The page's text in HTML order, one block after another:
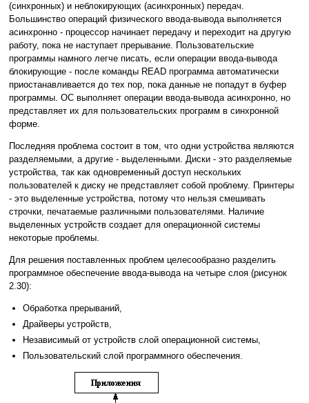
(синхронных) и неблокирующих (асинхронных) передач.
Большинство операций физического ввода-вывода выполняется
асинхронно - процессор начинает передачу и переходит на другую
работу, пока не наступает прерывание. Пользовательские
программы намного легче писать, если операции ввода-вывода
блокирующие - после команды READ программа автоматически
приостанавливается до тех пор, пока данные не попадут в буфер
программы. ОС выполняет операции ввода-вывода асинхронно, но
представляет их для пользовательских программ в синхронной
форме.
Последняя проблема состоит в том, что одни устройства являются
разделяемыми, а другие - выделенными. Диски - это разделяемые
устройства, так как одновременный доступ нескольких
пользователей к диску не представляет собой проблему. Принтеры
- это выделенные устройства, потому что нельзя смешивать
строчки, печатаемые различными пользователями. Наличие
выделенных устройств создает для операционной системы
некоторые проблемы.
Для решения поставленных проблем целесообразно разделить
программное обеспечение ввода-вывода на четыре слоя (рисунок
2.30):
Обработка прерываний,
Драйверы устройств,
Независимый от устройств слой операционной системы,
Пользовательский слой программного обеспечения.